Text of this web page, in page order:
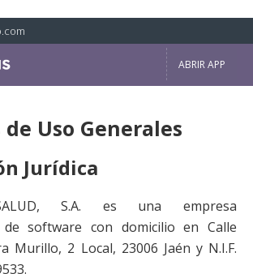
ABRIR APP
Uso Generales
Jurídica
S.A. es una empresa
de software con domicilio en Calle
Murillo, 2 Local, 23006 Jaén y N.I.F.